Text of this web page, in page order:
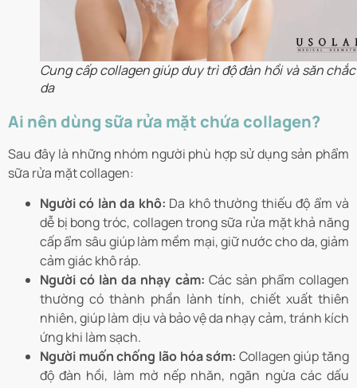
Cung cấp collagen giúp duy trì độ đàn hồi và săn
da
Ai nên dùng sữa rửa mặt chứa collagen?
Sau đây là những nhóm người phù hợp sử dụng sản phẩm
sữa rửa mặt collagen:
Người có làn da khô: Da khô thường thiếu độ ẩm và
dễ bị bong tróc, collagen trong sữa rửa mặt khả năng
cấp ẩm sâu giúp làm mềm mại, giữ nước cho da, giảm
cảm giác khô ráp.
Người có làn da nhạy cảm: Các sản phẩm collagen
thường có thành phần lành tính, chiết xuất thiên
nhiên, giúp làm dịu và bảo vệ da nhạy cảm, tránh kích
ứng khi làm sạch.
Người muốn chống lão hóa sớm: Collagen giúp tăng
độ đàn hồi, làm mờ nếp nhăn, ngăn ngừa các dấu